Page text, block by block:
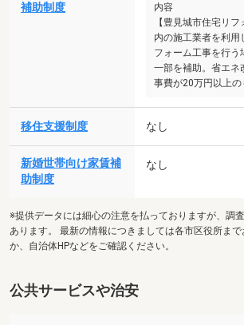
補助制度
内容
【豊見城市住宅リ
内の施工業者を利用
フォーム工事を行う
一部を補助。省エネ
事費が20万円以上の
移住支援制度 なし
新婚世帯向け家賃補
助制度
なし
※提供データには細心の注意を払っておりますが、調
あります。 最新の情報につきましては各市区役所まで
か、自治体HPなどをご確認ください。
公共サービスや治安